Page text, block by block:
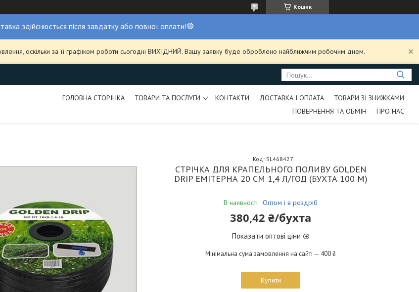
Кошик
здійснюється після завдатку або повної оплати!🛑
оскільки за її графіком роботи сьогодні ВИХІДНИЙ. Вашу заявку буде оброблено найближчим робочим днем.
ГОЛОВНА СТОРІНКА ТОВАРИ ТА ПОСЛУГИ КОНТАКТИ ДОСТАВКА І ОПЛАТА
ТОВАРИ ЗІ ЗНИЖКАМИ
ПОВЕРНЕННЯ ТА ОБМІН
ПРО НАС
СТРІЧКА ДЛЯ КРАПЕЛЬНОГО ПОЛИВУ GOLDEN
DRIP ЕМІТЕРНА 20 СМ 1,4 Л/ГОД (БУХТА 100 М)
В наявності Оптом і в роздріб
Код: SL468427
380,42 ₴/бухта
Показати оптові ціни
Мінімальна сума замовлення на сайті — 400 ₴
Купити